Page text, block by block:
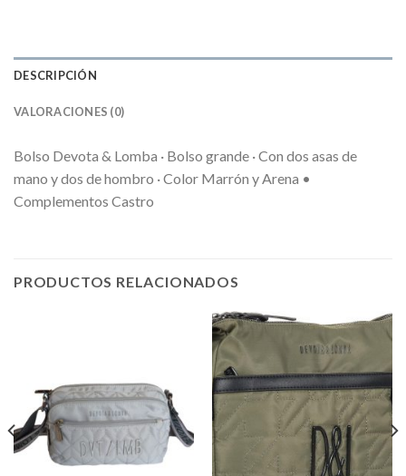
DESCRIPCIÓN
VALORACIONES (0)
Bolso Devota & Lomba · Bolso grande · Con dos asas de
mano y dos de hombro · Color Marrón y Arena •
Complementos Castro
PRODUCTOS RELACIONADOS